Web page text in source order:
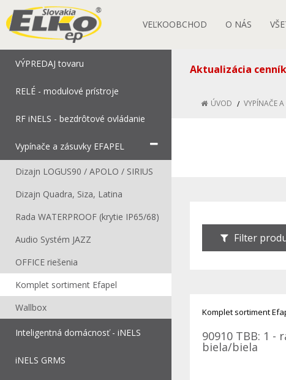
VEĽKOOBCHOD O NÁS
VÝPREDAJ tovaru
RELÉ - modulové prístroje
RF iNELS - bezdrôtové ovládanie
Vypínače a zásuvky EFAPEL
Dizajn LOGUS90 / APOLO / SIRIUS
Dizajn Quadra, Siza, Latina
Rada WATERPROOF (krytie IP65/68)
Audio Systém JAZZ
OFFICE riešenia
Komplet sortiment Efapel
Wallbox
Inteligentná domácnosť - iNELS
iNELS GRMS
Aktualizácia
ÚVOD VYPÍNAČE A
Filter
Komplet sortiment
90910 TBB: 1 -
biela/biela